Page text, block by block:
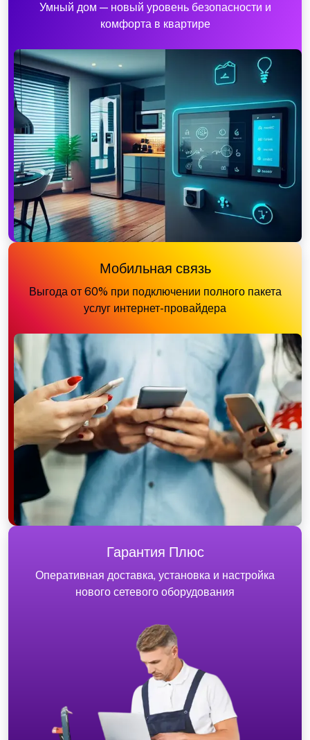
Умный дом — новый уровень безопасности и
комфорта в квартире
Мобильная связь
Выгода от 60% при подключении полного пакета
услуг интернет-провайдера
Гарантия Плюс
Оперативная доставка, установка и настройка
нового сетевого оборудования